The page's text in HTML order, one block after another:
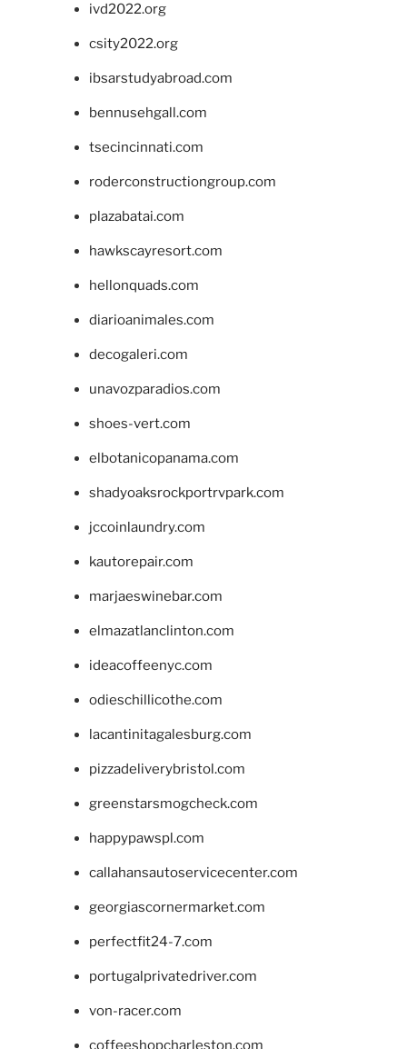
ivd2022.org
csity2022.org
ibsarstudyabroad.com
bennusehgall.com
tsecincinnati.com
roderconstructiongroup.com
plazabatai.com
hawkscayresort.com
hellonquads.com
diarioanimales.com
decogaleri.com
unavozparadios.com
shoes-vert.com
elbotanicopanama.com
shadyoaksrockportrvpark.com
jccoinlaundry.com
kautorepair.com
marjaeswinebar.com
elmazatlanclinton.com
ideacoffeenyc.com
odieschillicothe.com
lacantinitagalesburg.com
pizzadeliverybristol.com
greenstarsmogcheck.com
happypawspl.com
callahansautoservicecenter.com
georgiascornermarket.com
perfectfit24-7.com
portugalprivatedriver.com
von-racer.com
coffeeshopcharleston.com